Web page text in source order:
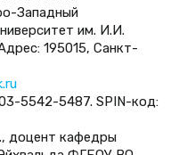
Западный
им. И.И.
195015, Санкт-
5542-5487. SPIN-код:
доцент кафедры